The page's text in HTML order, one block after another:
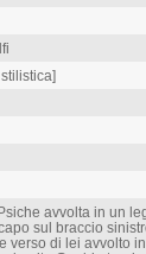
avvolta in un
sul braccio
verso di lei avvolto